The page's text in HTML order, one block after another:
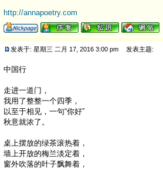
http://annapoetry.com
发表于: 星期三 二月 17, 2016 3:00 pm 发表主题:
中国行
走进一道门，
我用了整整一个四季，
以至于相见，一句“你好”
秋意就浓了。
桌上摆放的绿茶滚热着，
墙上开放的梅兰淡定着，
窗外吹落的叶子飘舞着，